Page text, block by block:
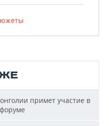
примет участие в